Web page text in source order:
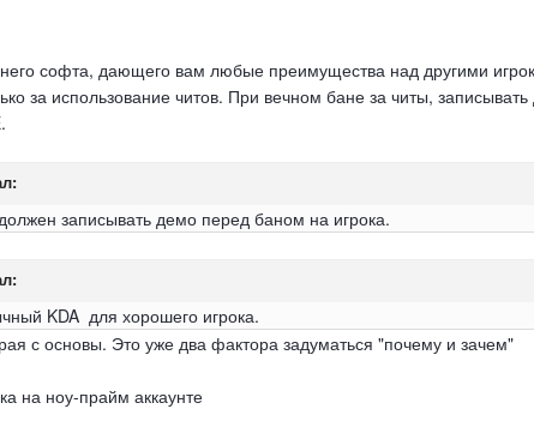
софта, дающего вам любые преимущества над другими
за использование читов. При вечном бане за читы,
записывать демо перед баном на игрока.
KDA для хорошего игрока.
с основы. Это уже два фактора задуматься "почему и зачем"
на ноу-прайм аккаунте